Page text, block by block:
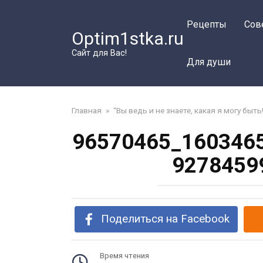
Optim1stka.ru
Сайт для Вас!
Рецепты
Для души
Главная » “Вы ведь и не знаете, какая я могу
Поделиться на Facebook
Время чтения